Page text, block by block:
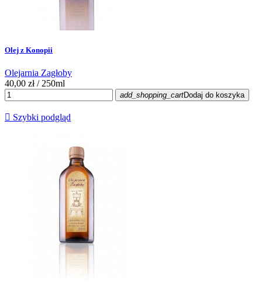
Olej z Konopii
Olejarnia Zagłoby
40,00 zł / 250ml
add_shopping_cartDodaj do koszyka
 Szybki podgląd